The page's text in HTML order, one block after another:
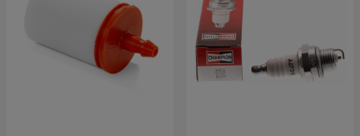
Tryck här för sprängskiss och reservdelslista till
Husqvarna 51 S/N: 19942300001-19982300000
Tryck här för sprängskiss och reservdelslista till
Husqvarna 51 1991-10